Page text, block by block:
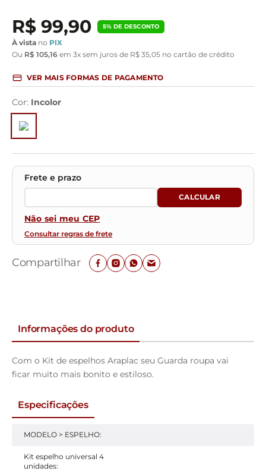
R$ 99,90 5% DE DESCONTO
À vista no PIX
Ou R$ 105,16 em 3x sem juros de R$ 35 05 no cartão de crédito
VER MAIS FORMAS DE PAGAMENTO
Cor: Incolor
Não sei meu CEP
Consultar regras de frete
Compartilhar
Informações do produto
Com o Kit de espelhos Araplac seu Guarda roupa vai
ficar muito mais bonito e estiloso.
Especificações
MODELO > ESPELHO:
Kit espelho universal 4
unidades: